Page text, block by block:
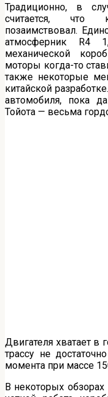
Традиционно, в
считается, что
позаимствовал.
атмосферник R4
механической
моторы когда-то
также некоторые
китайской
автомобиля, пока
Тойота — весьма
Двигателя хватает в
трассу не
момента при массе
В некоторых